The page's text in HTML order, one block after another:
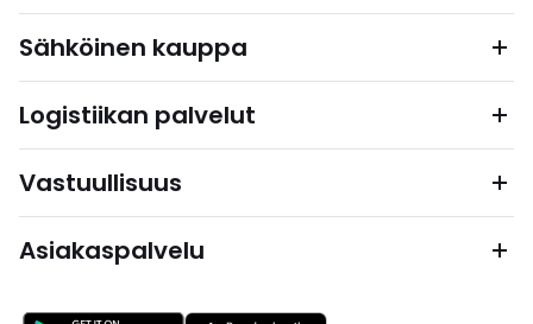
Sähköinen kauppa
Logistiikan palvelut
Vastuullisuus
Asiakaspalvelu